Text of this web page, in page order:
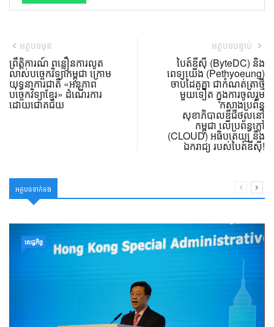
អត្ថបទមុន
ព្រឹត្តិការណ៍ ពន្លឿនការលូត
លាស់បច្ចេកវិទ្យាកម្ពុជា ក្រោម
យុទ្ធនាការជាតិ «អនុភាព
បច្ចេកវិទ្យាខ្មែរ» ដំណើរការ
ដោយជោគជ័យ
អត្ថបទបន្ទាប់
បៃត៍ឌីស៊ី (ByteDC) និង
ពេទ្យយើង (Pethyoeung)
ចាប់ដៃគូគ្នា ជាកំណត់ត្រាថ្មី
មួយទៀត ក្នុងការចូលរួម
កសាងប្រព័ន្ធ
សុខាភិបាលឌីជីថល​នៅ
កម្ពុជា លើប្រព័ន្ធក្លៅ
(CLOUD) អធិបតេយ្យ និង
ឯករាជ្យ របស់បៃត៍ឌីស៊ី!
អត្ថបទទាក់ទង
សេដ្ឋកិច្ច